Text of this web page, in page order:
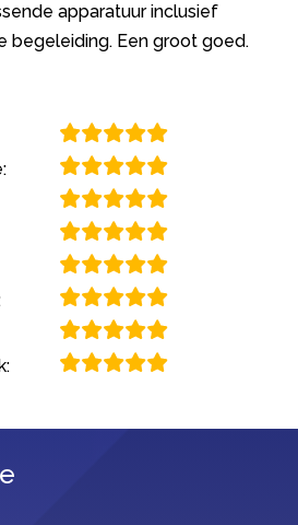
apparatuur inclusief
begeleiding. Een groot goed.